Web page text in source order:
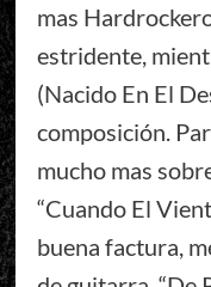
mas
estridente,
(Nacido En El
composición.
mucho mas
“Cuando El
buena factura,